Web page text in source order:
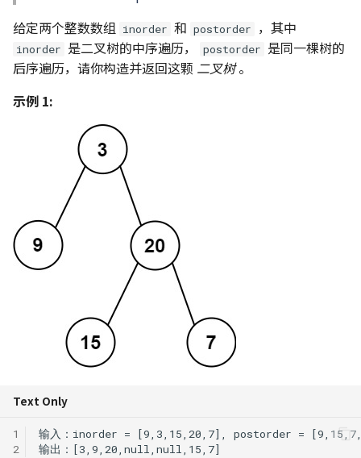
Tmux 使用指南
Linux 内核编译尝试
Python 笔记 | 列表 list
Python 笔记 | 字典 dict
Python 笔记 | 异常处理
Python 笔记 | 高阶和匿名
Python 笔记 | 常用库推荐
C++ 笔记 | 第5课 类的继
派生
C++ 笔记 | 第6课 模版
C++ 笔记｜类的应用实例
链表封装
C++ 期末考试复习
704. 二分查找
977. 有序数组的平方
77. 组合
93. 复原 IP 地址
332. 重新安排行程
491. 非递减子序列
376. 摆动序列
406. 根据身高重建队列
763. 划分字母区间
968. 监控二叉树
1005. K 次取反后最大化的数
组和
121-123/188. 买卖股票的最
佳时机 I-IV
139. 单词拆分
213. 打家劫舍 II
300. 最长递增子序列
309. 买卖股票的最佳时机含
冷冻期
322. 零钱兑换
337. 打家劫舍 III
343. 整数拆分
377. 组合总和 Ⅳ
416. 分割等和子集
给定两个整数数组 inorder 和 postorder ，其中
inorder 是二叉树的中序遍历， postorder 是同一棵树的
后序遍历，请你构造并返回这颗 二叉树。
示例 1:
Text Only
1
2